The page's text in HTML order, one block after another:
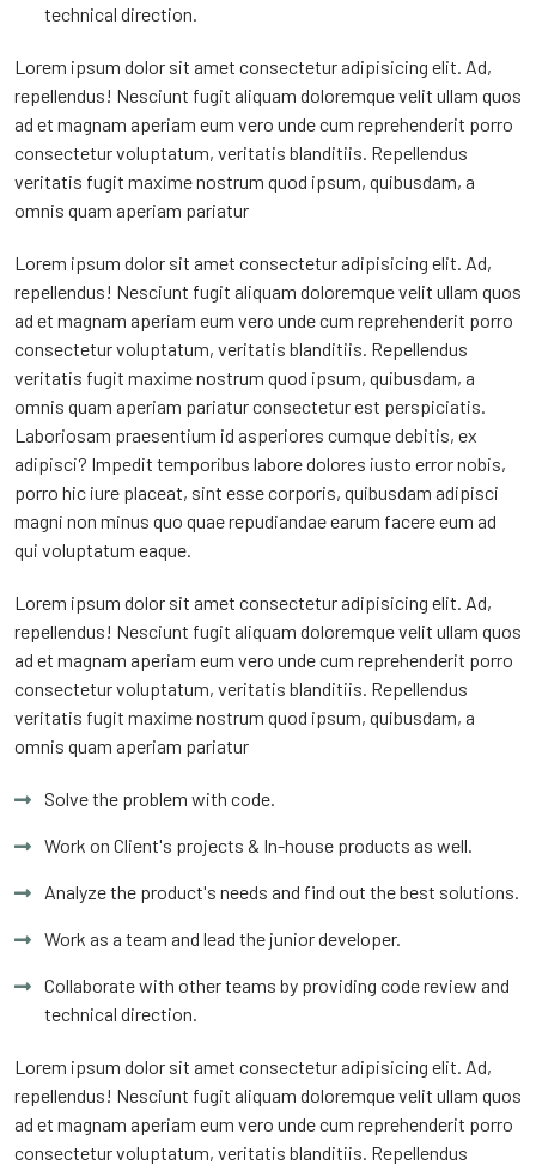
technical direction.
Lorem ipsum dolor sit amet consectetur adipisicing elit. Ad,
repellendus! Nesciunt fugit aliquam doloremque velit ullam quos
ad et magnam aperiam eum vero unde cum reprehenderit porro
consectetur voluptatum, veritatis blanditiis. Repellendus
veritatis fugit maxime nostrum quod ipsum, quibusdam, a
omnis quam aperiam pariatur
Lorem ipsum dolor sit amet consectetur adipisicing elit. Ad,
repellendus! Nesciunt fugit aliquam doloremque velit ullam quos
ad et magnam aperiam eum vero unde cum reprehenderit porro
consectetur voluptatum, veritatis blanditiis. Repellendus
veritatis fugit maxime nostrum quod ipsum, quibusdam, a
omnis quam aperiam pariatur consectetur est perspiciatis.
Laboriosam praesentium id asperiores cumque debitis, ex
adipisci? Impedit temporibus labore dolores iusto error nobis,
porro hic iure placeat, sint esse corporis, quibusdam adipisci
magni non minus quo quae repudiandae earum facere eum ad
qui voluptatum eaque.
Lorem ipsum dolor sit amet consectetur adipisicing elit. Ad,
repellendus! Nesciunt fugit aliquam doloremque velit ullam quos
ad et magnam aperiam eum vero unde cum reprehenderit porro
consectetur voluptatum, veritatis blanditiis. Repellendus
veritatis fugit maxime nostrum quod ipsum, quibusdam, a
omnis quam aperiam pariatur
Solve the problem with code.
Work on Client's projects & In-house products as well.
Analyze the product's needs and find out the best solutions.
Work as a team and lead the junior developer.
Collaborate with other teams by providing code review and
technical direction.
Lorem ipsum dolor sit amet consectetur adipisicing elit. Ad,
repellendus! Nesciunt fugit aliquam doloremque velit ullam quos
ad et magnam aperiam eum vero unde cum reprehenderit porro
consectetur voluptatum, veritatis blanditiis. Repellendus